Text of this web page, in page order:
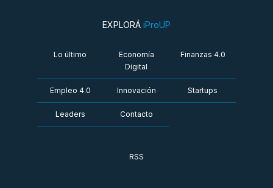
EXPLORÁ iProUP
Lo último
Economía
Digital
Finanzas 4.0
Empleo 4.0 Innovación Startups
Leaders Contacto
RSS